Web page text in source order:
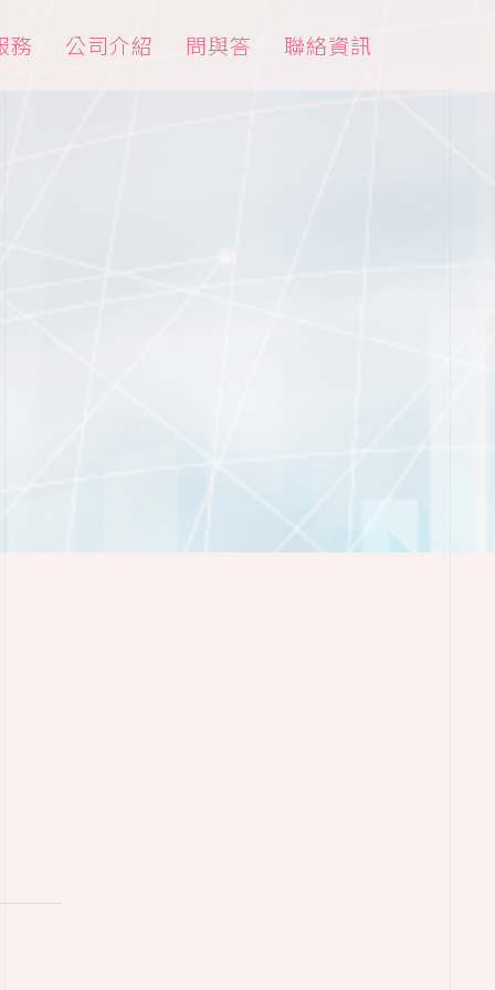
務 公司介紹 問與答 聯絡資訊